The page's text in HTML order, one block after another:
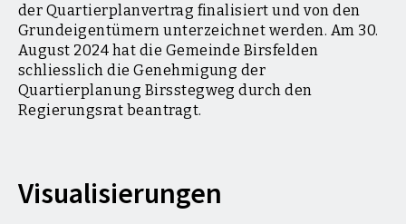
der Quartierplanvertrag finalisiert und von den
Grundeigentümern unterzeichnet werden. Am 30.
August 2024 hat die Gemeinde Birsfelden
schliesslich die Genehmigung der
Quartierplanung Birsstegweg durch den
Regierungsrat beantragt.
Visualisierungen